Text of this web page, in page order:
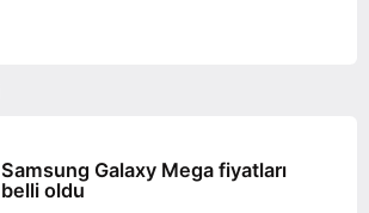
Samsung Galaxy Mega fiyatları
belli oldu